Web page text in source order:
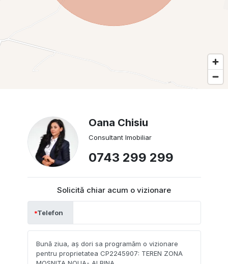
Oana Chisiu
Consultant Imobiliar
0743 299 299
Solicită chiar acum o vizionare
Telefon